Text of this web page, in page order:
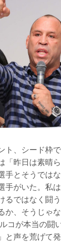
ト、シード枠
「昨日は素晴
手とそうでは
手がいた。私
るではなく闘
か、そうじゃ
コが本当の闘
と声を荒げて